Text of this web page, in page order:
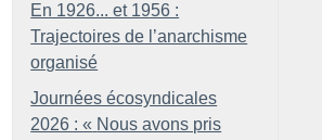
En 1926... et 1956 :
Trajectoires de l’anarchisme
organisé
Journées écosyndicales
2026 : « Nous avons pris